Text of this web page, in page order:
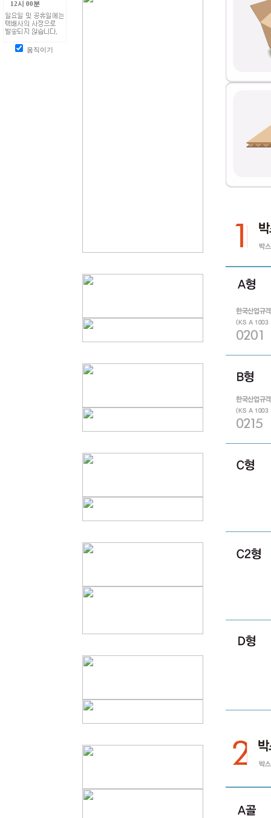
12시 00분
움직이기